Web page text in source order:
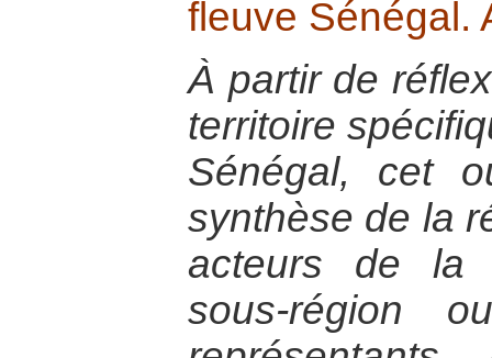
fleuve Sénégal.
À partir de
territoire
Sénégal, cet
synthèse de la
acteurs de la
sous-région